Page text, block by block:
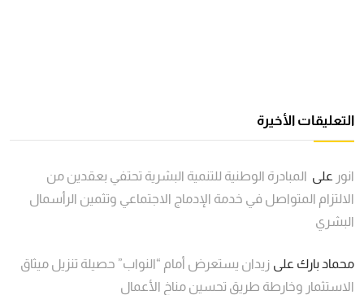
التعليقات الأخيرة
انور على المبادرة الوطنية للتنمية البشرية تحتفي بعقدين من
الالتزام المتواصل في خدمة الإدماج الاجتماعي وتثمين الرأسمال
البشري
محماد بارك على زيدان يستعرض أمام “النواب” حصيلة تنزيل ميثاق
الاستثمار وخارطة طريق تحسين مناخ الأعمال